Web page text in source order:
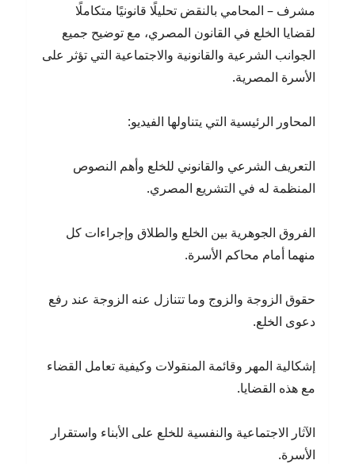
مشرف – المحامي بالنقض تحليلًا قانونيًا متكاملًا
لقضايا الخلع في القانون المصري، مع توضيح جميع
الجوانب الشرعية والقانونية والاجتماعية التي تؤثر على
الأسرة المصرية.
المحاور الرئيسية التي يتناولها الفيديو:
التعريف الشرعي والقانوني للخلع وأهم النصوص
المنظمة له في التشريع المصري.
الفروق الجوهرية بين الخلع والطلاق وإجراءات كل
منهما أمام محاكم الأسرة.
حقوق الزوجة والزوج وما تتنازل عنه الزوجة عند رفع
دعوى الخلع.
إشكالية المهر وقائمة المنقولات وكيفية تعامل القضاء
مع هذه القضايا.
الآثار الاجتماعية والنفسية للخلع على الأبناء واستقرار
الأسرة.